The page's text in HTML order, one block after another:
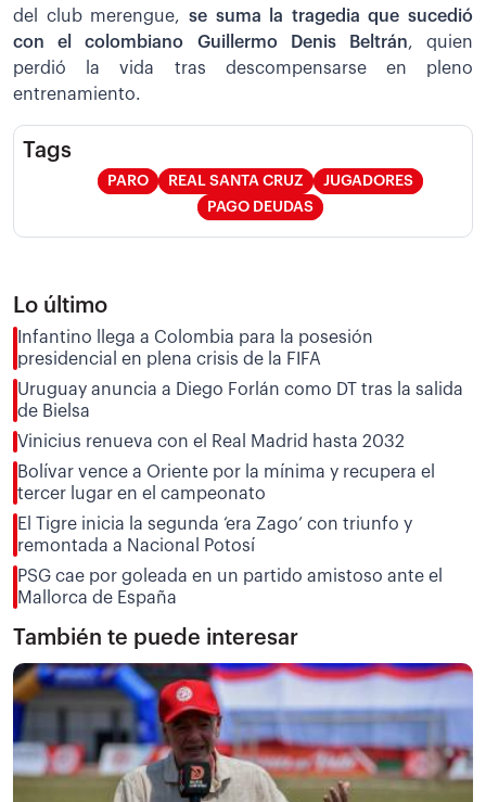
del club merengue, se suma la tragedia que sucedió
con el colombiano Guillermo Denis Beltrán, quien
perdió la vida tras descompensarse en pleno
entrenamiento.
Tags
PARO REAL SANTA CRUZ
JUGADORES
PAGO DEUDAS
Lo último
Infantino llega a Colombia para la posesión
presidencial en plena crisis de la FIFA
Uruguay anuncia a Diego Forlán como DT tras la salida
de Bielsa
Vinicius renueva con el Real Madrid hasta 2032
Bolívar vence a Oriente por la mínima y recupera el
tercer lugar en el campeonato
El Tigre inicia la segunda ‘era Zago’ con triunfo y
remontada a Nacional Potosí
PSG cae por goleada en un partido amistoso ante el
Mallorca de España
También te puede interesar